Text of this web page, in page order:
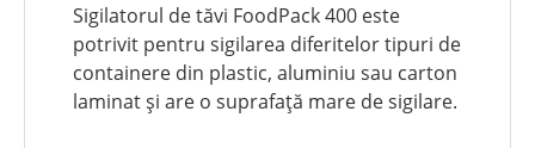
Sigilatorul de tăvi FoodPack 400 este
potrivit pentru sigilarea diferitelor tipuri de
containere din plastic, aluminiu sau carton
laminat și are o suprafață mare de sigilare.